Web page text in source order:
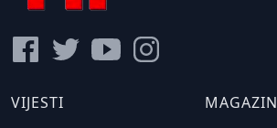
VIJESTI
MAGAZIN